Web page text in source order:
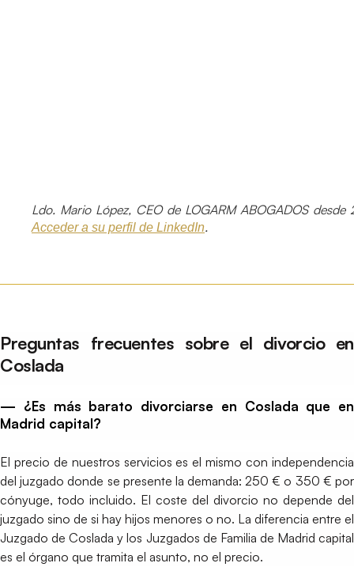
Ldo. Mario López, CEO de LOGARM ABOGADOS desde
Acceder a su perfil de LinkedIn.
Preguntas frecuentes sobre el divorcio en
Coslada
— ¿Es más barato divorciarse en Coslada que en
Madrid capital?
El precio de nuestros servicios es el mismo con independencia
del juzgado donde se presente la demanda: 250 € o 350 € por
cónyuge, todo incluido. El coste del divorcio no depende del
juzgado sino de si hay hijos menores o no. La diferencia entre el
Juzgado de Coslada y los Juzgados de Familia de Madrid capital
es el órgano que tramita el asunto, no el precio.